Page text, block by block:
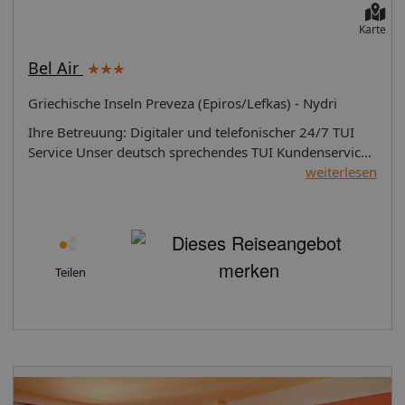
Karte
Bel Air
Griechische Inseln Preveza (Epiros/Lefkas) - Nydri
Ihre Betreuung: Digitaler und telefonischer 24/7 TUI
Service Unser deutsch sprechendes TUI Kundenservice
Team steht Ihnen 24 Stunden, 7 Tage die Woche digital
Sterneklassifizierung So wohnen Sie: Abweichende
Zimmercodierungen zu tagesaktuellen Preisen buchbar.
Abflughäfen in Deutschland (und dem EuroAirport
gilt nicht bei: Buchung einer reinen Flugleistung,
Buchung einer Hotelleistung ohne Flug, Buchung von
weiterlesen
Teilen